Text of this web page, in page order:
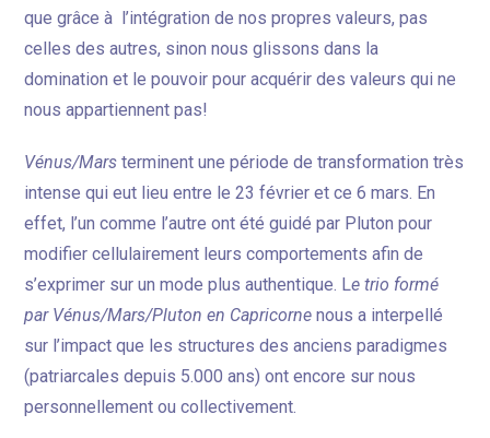
que grâce à l’intégration de nos propres valeurs, pas
celles des autres, sinon nous glissons dans la
domination et le pouvoir pour acquérir des valeurs qui ne
nous appartiennent pas!
Vénus/Mars terminent une période de transformation très
intense qui eut lieu entre le 23 février et ce 6 mars. En
effet, l’un comme l’autre ont été guidé par Pluton pour
modifier cellulairement leurs comportements afin de
s’exprimer sur un mode plus authentique. Le trio formé
par Vénus/Mars/Pluton en Capricorne nous a interpellé
sur l’impact que les structures des anciens paradigmes
(patriarcales depuis 5.000 ans) ont encore sur nous
personnellement ou collectivement.